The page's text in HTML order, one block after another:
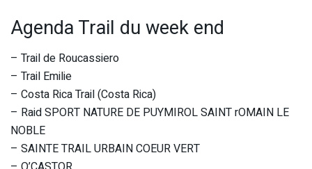
Agenda Trail du week end
– Trail de Roucassiero
– Trail Emilie
– Costa Rica Trail (Costa Rica)
– Raid SPORT NATURE DE PUYMIROL SAINT rOMAIN LE
NOBLE
– SAINTE TRAIL URBAIN COEUR VERT